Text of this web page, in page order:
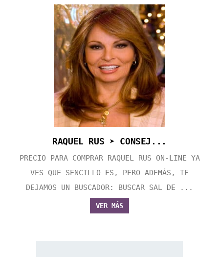
RAQUEL RUS ➤ CONSEJ...
PRECIO PARA COMPRAR RAQUEL RUS ON-LINE YA
VES QUE SENCILLO ES, PERO ADEMÁS, TE
DEJAMOS UN BUSCADOR: BUSCAR SAL DE ...
VER MÁS